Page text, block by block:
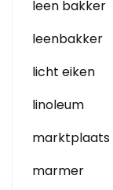
leen bakker
leenbakker
licht eiken
linoleum
marktplaats
marmer